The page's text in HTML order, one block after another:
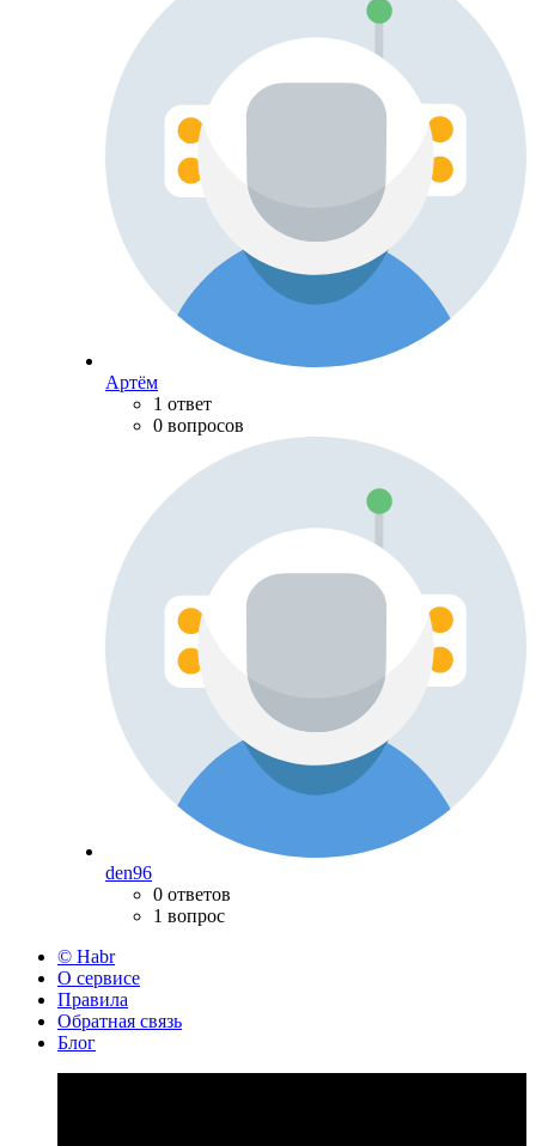
Артём
1 ответ
0 вопросов
den96
0 ответов
1 вопрос
© Habr
О сервисе
Правила
Обратная связь
Блог